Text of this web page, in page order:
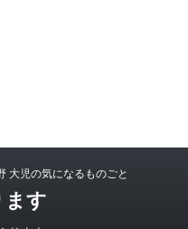
児の気になるものごと
ます